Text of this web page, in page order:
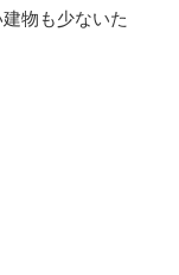
物も少ないた